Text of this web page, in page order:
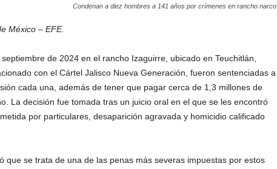
Condenan a diez hombres a 141 años por crímenes en rancho narco
México – EFE.
de 2024 en el rancho Izaguirre, ubicado en Teuchitlán,
con el Cártel Jalisco Nueva Generación, fueron sentenciadas a
cada una, además de tener que pagar cerca de 1,3 millones de
La decisión fue tomada tras un juicio oral en el que se les encontró
por particulares, desaparición agravada y homicidio calificado
que se trata de una de las penas más severas impuestas por estos